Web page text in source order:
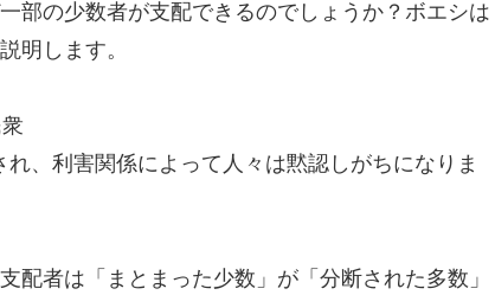
部の少数者が支配できるのでしょうか？ボエシは
明します。
、利害関係によって人々は黙認しがちになりま
配者は「まとまった少数」が「分断された多数」